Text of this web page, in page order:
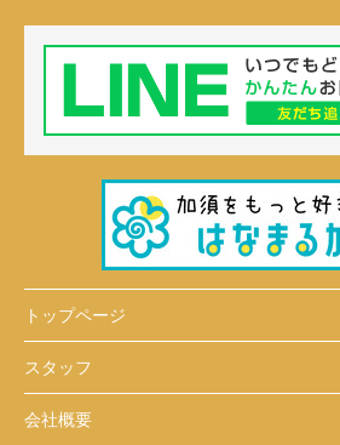
トップページ
スタッフ
会社概要